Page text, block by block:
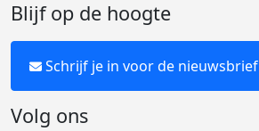
Blijf op de hoogte
Schrijf je in voor de nieuwsbrief
Volg ons